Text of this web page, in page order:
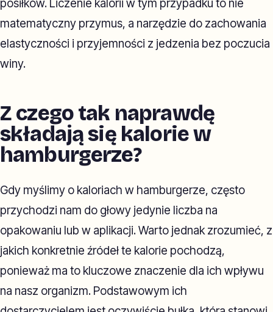
posiłków. Liczenie kalorii w tym przypadku to nie
matematyczny przymus, a narzędzie do zachowania
elastyczności i przyjemności z jedzenia bez poczucia
winy.
Z czego tak naprawdę
składają się kalorie w
hamburgerze?
Gdy myślimy o kaloriach w hamburgerze, często
przychodzi nam do głowy jedynie liczba na
opakowaniu lub w aplikacji. Warto jednak zrozumieć, z
jakich konkretnie źródeł te kalorie pochodzą,
ponieważ ma to kluczowe znaczenie dla ich wpływu
na nasz organizm. Podstawowym ich